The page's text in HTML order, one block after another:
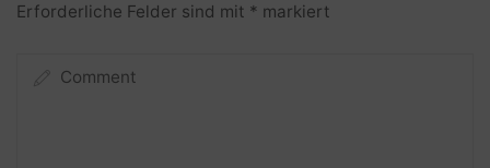
Erforderliche Felder sind mit * markiert